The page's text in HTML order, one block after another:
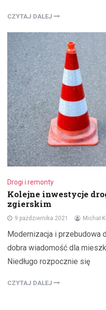
CZYTAJ DALEJ
Drogi i remonty
Kolejne inwestycje
zgierskim
9 października 2021 Michał
Modernizacja i przebudowa
dobra wiadomość dla
Niedługo rozpocznie się
CZYTAJ DALEJ